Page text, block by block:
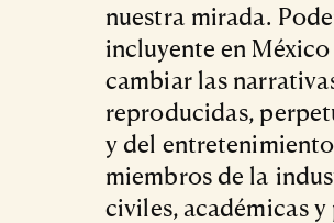
nuestra mirada.
incluyente en
cambiar las
reproducidas,
y del
miembros de la
civiles, académicas